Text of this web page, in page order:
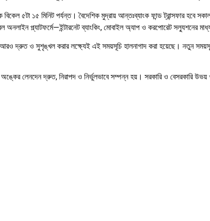
বিকেল ৫টা ১৫ মিনিট পর্যন্ত। বৈদেশিক মুদ্রায় আন্তঃব্যাংক ফান্ড ট্রান্সফার হবে
অনলাইন প্ল্যাটফর্মে—ইন্টারনেট ব্যাংকিং, মোবাইল অ্যাপ ও করপোরেট সল্যুশনের
আরও দ্রুত ও সুশৃঙ্খল করার লক্ষ্যেই এই সময়সূচি হালনাগাদ করা হয়েছে। নতুন
লেনদেন দ্রুত, নিরাপদ ও নির্ভুলভাবে সম্পন্ন হয়। সরকারি ও বেসরকারি উভয়